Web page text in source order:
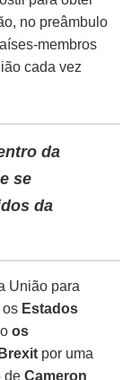
no preâmbulo
membros
cada vez
da
se
da
União para
os Estados
os
por uma
deCameron